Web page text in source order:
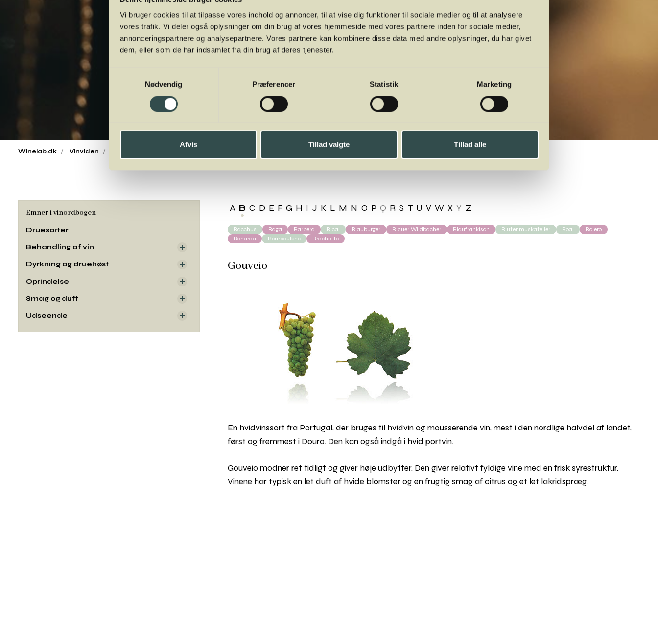
Vi bruger cookies til at tilpasse vores indhold og annoncer, til at vise dig funktioner til sociale medier og til at analysere
vores trafik. Vi deler også oplysninger om din brug af vores hjemmeside med vores partnere inden for sociale medier,
annonceringspartnere og analysepartnere. Vores partnere kan kombinere disse data med andre oplysninger, du har givet
dem, eller som de har indsamlet fra din brug af deres tjenester.
Nødvendig
Præferencer Statistik Marketing
Afvis Tillad valgte Tillad alle
Winelab.dk Vinviden
A B C D E F G H I J K L M N O P Q R S T U V W X Y Z
Bacchus Baga Barbera Bical Blauburger Blauer Wildbacher Blaufränkisch Blütenmuskateller Boal
Bolero
Bonarda
Bourboulenc Brachetto
Gouveio
En hvidvinssort fra Portugal, der bruges til hvidvin og mousserende vin, mest i den nordlige halvdel af landet,
først og fremmest i Douro. Den kan også indgå i hvid portvin.
Gouveio modner ret tidligt og giver høje udbytter. Den giver relativt fyldige vine med en frisk syrestruktur.
Vinene har typisk en let duft af hvide blomster og en frugtig smag af citrus og et let lakridspræg.
Emner i vinordbogen
Druesorter
Behandling af vin
Dyrkning og druehøst
Oprindelse
Smag og duft
Udseende